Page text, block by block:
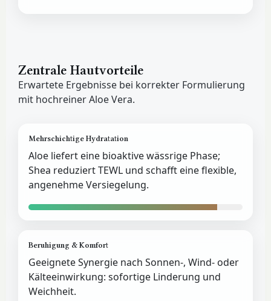
Zentrale Hautvorteile
Erwartete Ergebnisse bei korrekter Formulierung
mit hochreiner Aloe Vera.
Mehrschichtige Hydratation
Aloe liefert eine bioaktive wässrige Phase;
Shea reduziert TEWL und schafft eine flexible,
angenehme Versiegelung.
Beruhigung & Komfort
Geeignete Synergie nach Sonnen-, Wind- oder
Kälteeinwirkung: sofortige Linderung und
Weichheit.